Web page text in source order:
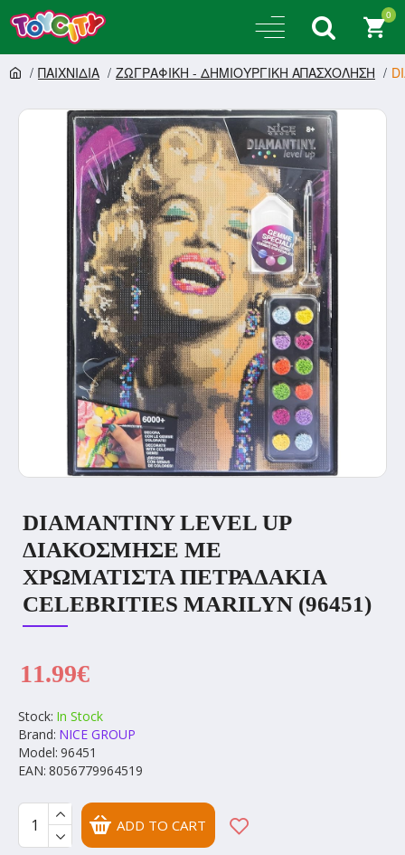
0
ΠΑΙΧΝΙΔΙΑ ΖΩΓΡΑΦΙΚΗ - ΔΗΜΙΟΥΡΓΙΚΗ ΑΠΑΣΧΟΛΗΣΗ
DIAMANTINY LEVEL UP
ΔΙΑΚΟΣΜΗΣΕ ΜΕ
ΧΡΩΜΑΤΙΣΤΑ ΠΕΤΡΑΔΑΚΙΑ
CELEBRITIES MARILYN (96451)
Stock: In Stock
Brand: NICE GROUP
Model: 96451
EAN: 8056779964519
11.99€
ADD TO CART